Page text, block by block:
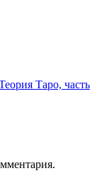
Таро, часть